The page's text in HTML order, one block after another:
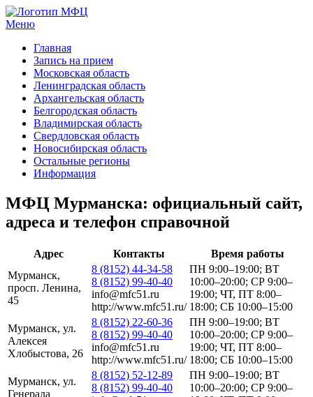
Меню
Главная
Запись на прием
Московская область
Ленинградская область
Архангельская область
Белгородская область
Владимирская область
Свердловская область
Новосибирская область
Остальные регионы
Информация
МФЦ Мурманска: официальный сайт,
адреса и телефон справочной
Адрес Контакты
Время работы
Мурманск,
просп. Ленина,
45
8 (8152) 44-34-58
8 (8152) 99-40-40
info@mfc51.ru
http://www.mfc51.ru/
ПН 9:00–19:00; ВТ
10:00–20:00; СР 9:00–
19:00; ЧТ, ПТ 8:00–
18:00; СБ 10:00–15:00
Мурманск, ул.
Алексея
Хлобыстова, 26
8 (8152) 22-60-36
8 (8152) 99-40-40
info@mfc51.ru
http://www.mfc51.ru/
ПН 9:00–19:00; ВТ
10:00–20:00; СР 9:00–
19:00; ЧТ, ПТ 8:00–
18:00; СБ 10:00–15:00
Мурманск, ул.
Генерала
8 (8152) 52-12-89
8 (8152) 99-40-40
ПН 9:00–19:00; ВТ
10:00–20:00; СР 9:00–